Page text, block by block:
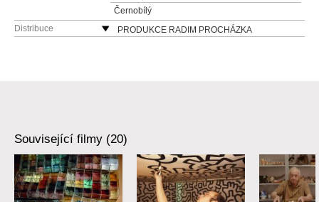
Černobílý
Distribuce
PRODUKCE RADIM PROCHÁZKA
fax: +420 222 212 041
e-mail:info@radimprochazka.com
radim@rad
improchazka.com
Související filmy (20)